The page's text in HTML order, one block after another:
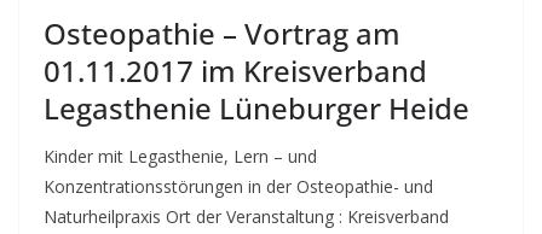
Osteopathie – Vortrag am
01.11.2017 im Kreisverband
Legasthenie Lüneburger Heide
Kinder mit Legasthenie, Lern – und
Konzentrationsstörungen in der Osteopathie- und
Naturheilpraxis Ort der Veranstaltung : Kreisverband